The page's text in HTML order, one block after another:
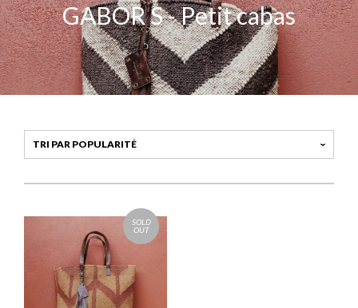
GABOR S - Petit cabas
SOLD
OUT